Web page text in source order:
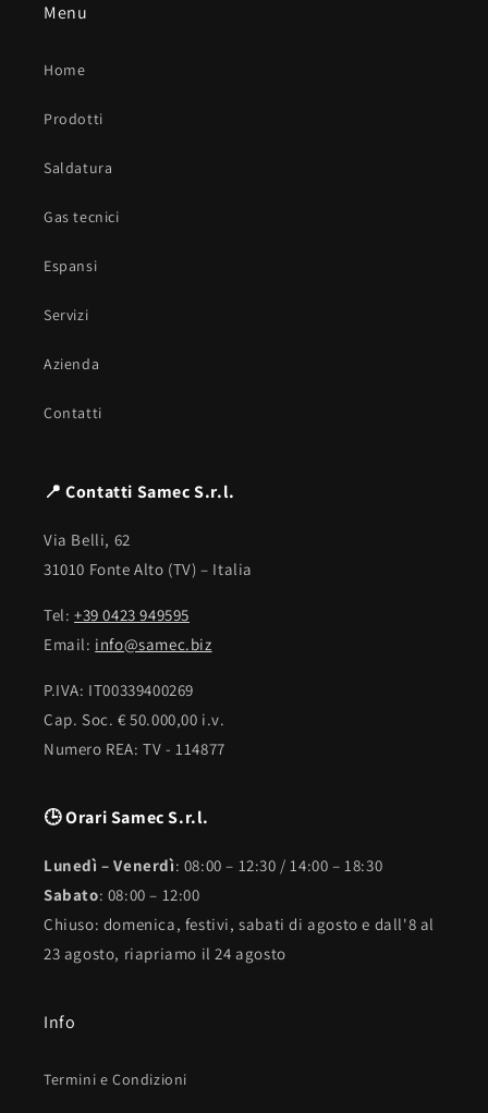
Menu
Home
Prodotti
Saldatura
Gas tecnici
Espansi
Servizi
Azienda
Contatti
📍 Contatti Samec S.r.l.
Via Belli, 62
31010 Fonte Alto (TV) – Italia
Tel: +39 0423 949595
Email: info@samec.biz
P.IVA: IT00339400269
Cap. Soc. € 50.000,00 i.v.
Numero REA: TV - 114877
🕒 Orari Samec S.r.l.
Lunedì – Venerdì: 08:00 – 12:30 / 14:00 – 18:30
Sabato: 08:00 – 12:00
Chiuso: domenica, festivi, sabati di agosto e dall'8 al
23 agosto, riapriamo il 24 agosto
Info
Termini e Condizioni